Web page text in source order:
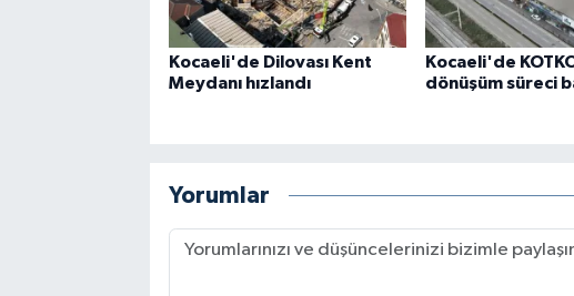
Kocaeli'de Dilovası Kent
Meydanı hızlandı
Kocaeli'de
dönüşüm süreci
Yorumlar